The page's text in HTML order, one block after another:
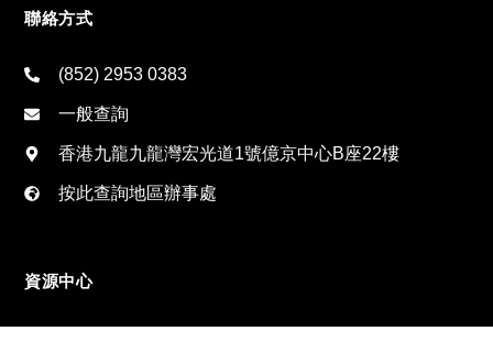
聯絡方式
(852) 2953 0383
一般查詢
香港九龍九龍灣宏光道1號億京中心B座22樓
按此查詢地區辦事處
資源中心